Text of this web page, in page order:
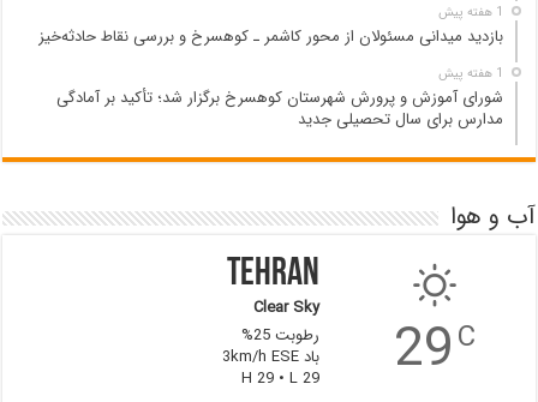
1 هفته پیش
بازدید میدانی مسئولان از محور کاشمر ـ کوهسرخ و بررسی نقاط حادثه‌خیز
1 هفته پیش
شورای آموزش و پرورش شهرستان کوهسرخ برگزار شد؛ تأکید بر آمادگی
مدارس برای سال تحصیلی جدید
آب و هوا
29C
Tehran
Clear Sky
رطوبت 25%
باد 3km/h ESE
H 29 • L 29